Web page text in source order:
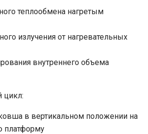
теплообмена нагретым
излучения от нагревательных
внутреннего объема
цикл:
в вертикальном положении на
платформу